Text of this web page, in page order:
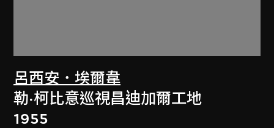
呂西安．埃爾韋
勒·柯比意巡視昌迪加爾工地
1955